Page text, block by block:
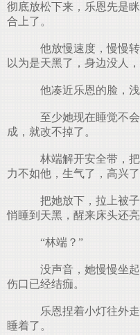
彻底放松下来，乐恩先是
合上了。
他放慢速度，慢慢
以为是天黑了，身边没人
他凑近乐恩的脸，浅
至少她现在睡觉不
成，就改不掉了。
林端解开安全带，把
力不如他，生气了，高兴
把她放下，拉上被
悄睡到天黑，醒来床头还亮
“林端？”
没声音，她慢慢坐起
伤口已经结痂。
乐恩捏着小灯往外
睡着了。